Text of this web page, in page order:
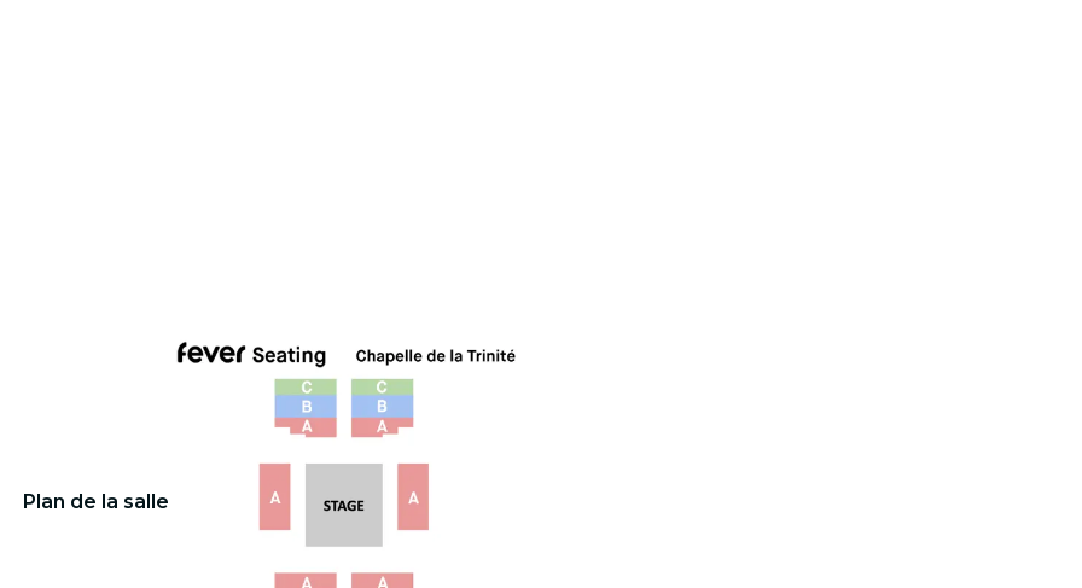
Plan de la salle